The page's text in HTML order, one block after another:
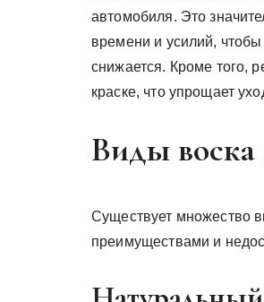
автомобиля. Это
времени и усилий,
снижается. Кроме того,
краске, что упрощает
Виды воска
Существует множество
преимуществами и